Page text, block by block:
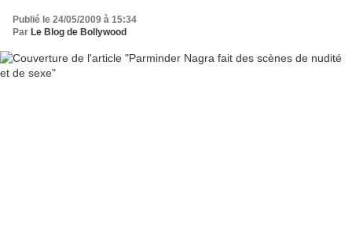
Publié le 24/05/2009 à 15:34
Par Le Blog de Bollywood